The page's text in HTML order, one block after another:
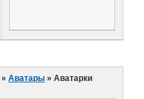
»Аватары »Аватарки